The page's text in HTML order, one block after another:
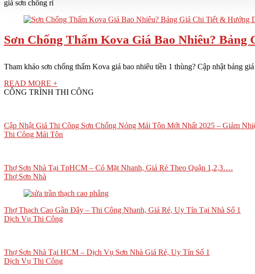
giá sơn chống rỉ
Sơn Chống Thấm Kova Giá Bao Nhiêu?
Tham khảo sơn chống thấm Kova giá bao nhiêu tiền 1 thùng? Cập nhật bảng
READ MORE +
CÔNG TRÌNH THI CÔNG
Cập Nhật Giá Thi Công Sơn Chống Nóng Mái Tôn Mới Nhất 2025 – Giảm
Thi Công Mái Tôn
Thợ Sơn Nhà Tại TpHCM – Có Mặt Nhanh, Giá Rẻ Theo Quận 1,2,3….
Thợ Sơn Nhà
Thợ Thạch Cao Gần Đây – Thi Công Nhanh, Giá Rẻ, Uy Tín Tại Nhà Số 1
Dịch Vụ Thi Công
Thợ Sơn Nhà Tại HCM – Dịch Vụ Sơn Nhà Giá Rẻ, Uy Tín Số 1
Dịch Vụ Thi Công